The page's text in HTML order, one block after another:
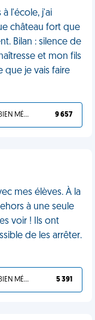
l'école, j'ai
château fort que
Bilan : silence de
et mon fils
que je vais faire
TU L'AS BIEN MÉRITÉ 9 657
mes élèves. À la
à une seule
voir ! Ils ont
de les arrêter.
TU L'AS BIEN MÉRITÉ 5 391